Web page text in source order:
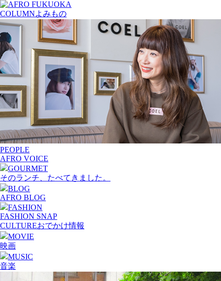
COLUMNよみもの
PEOPLE
AFRO VOICE
GOURMET
そのランチ、たべてきました。
BLOG
AFRO BLOG
FASHION
FASHION SNAP
CULTUREおでかけ情報
MOVIE
映画
MUSIC
音楽